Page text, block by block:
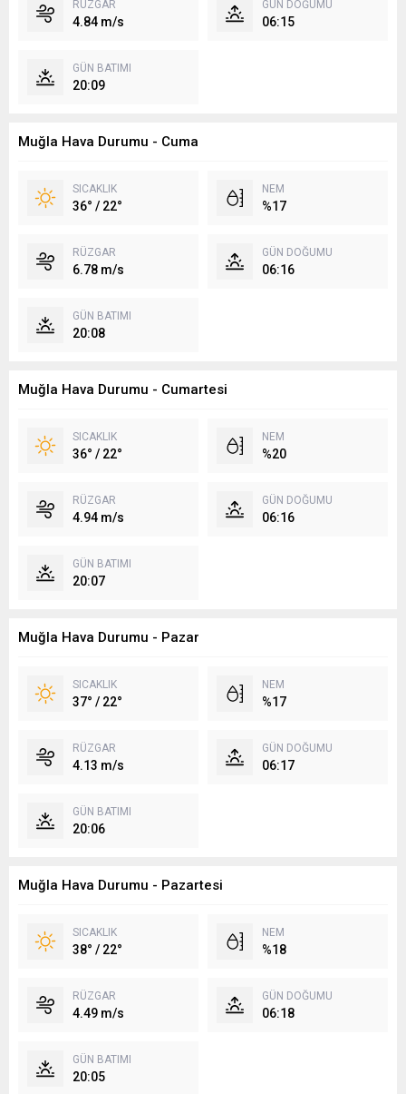
RÜZGAR
4.84 m/s
GÜN DOĞUMU
06:15
GÜN BATIMI
20:09
Muğla Hava Durumu - Cuma
SICAKLIK
36° / 22°
NEM
%17
RÜZGAR
6.78 m/s
GÜN DOĞUMU
06:16
GÜN BATIMI
20:08
Muğla Hava Durumu - Cumartesi
SICAKLIK
36° / 22°
NEM
%20
RÜZGAR
4.94 m/s
GÜN DOĞUMU
06:16
GÜN BATIMI
20:07
Muğla Hava Durumu - Pazar
SICAKLIK
37° / 22°
NEM
%17
RÜZGAR
4.13 m/s
GÜN DOĞUMU
06:17
GÜN BATIMI
20:06
Muğla Hava Durumu - Pazartesi
SICAKLIK
38° / 22°
NEM
%18
RÜZGAR
4.49 m/s
GÜN DOĞUMU
06:18
GÜN BATIMI
20:05